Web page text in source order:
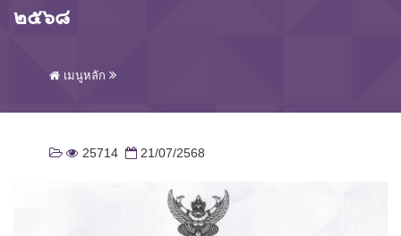
๒๕๖๘
เมนูหลัก
25714 21/07/2568